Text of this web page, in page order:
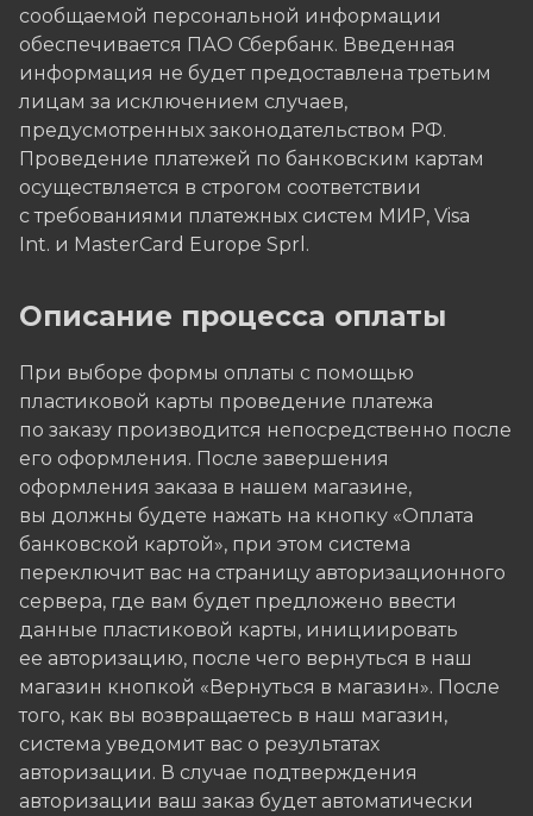
сообщаемой персональной информации
обеспечивается ПАО Сбербанк. Введенная
информация не будет предоставлена третьим
лицам за исключением случаев,
предусмотренных законодательством РФ.
Проведение платежей по банковским картам
осуществляется в строгом соответствии
с требованиями платежных систем МИР, Visa
Int. и MasterCard Europe Sprl.
Описание процессa оплаты
При выборе формы оплаты с помощью
пластиковой карты проведение платежа
по заказу производится непосредственно после
его оформления. После завершения
оформления заказа в нашем магазине,
вы должны будете нажать на кнопку «Оплата
банковской картой», при этом система
переключит вас на страницу авторизационного
сервера, где вам будет предложено ввести
данные пластиковой карты, инициировать
ее авторизацию, после чего вернуться в наш
магазин кнопкой «Вернуться в магазин». После
того, как вы возвращаетесь в наш магазин,
система уведомит вас о результатах
авторизации. В случае подтверждения
авторизации ваш заказ будет автоматически